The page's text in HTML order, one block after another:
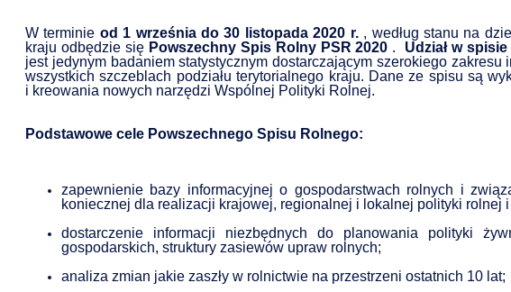
W terminie od 1 września do 30 listopada 2020 r., według stanu na
kraju odbędzie się Powszechny Spis Rolny PSR 2020 . Udział w
jest jedynym badaniem statystycznym dostarczającym szerokiego
wszystkich szczeblach podziału terytorialnego kraju. Dane ze spisu są
i kreowania nowych narzędzi Wspólnej Polityki Rolnej.
Podstawowe cele Powszechnego Spisu Rolnego:
zapewnienie bazy informacyjnej o gospodarstwach rolnych i
koniecznej dla realizacji krajowej, regionalnej i lokalnej polityki rolnej i
dostarczenie informacji niezbędnych do planowania polityki
gospodarskich, struktury zasiewów upraw rolnych;
analiza zmian jakie zaszły w rolnictwie na przestrzeni ostatnich 10 lat;